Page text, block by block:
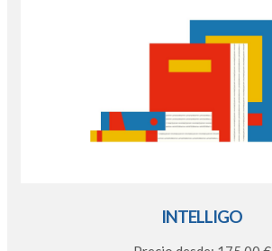
INTELLIGO